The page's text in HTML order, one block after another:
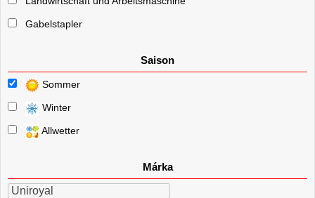
Gabelstapler
Saison
Sommer
Winter
Allwetter
Márka
Uniroyal